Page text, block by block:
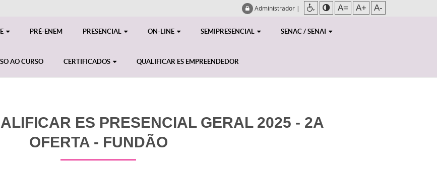
Administrador | A= A+ A-
PRÉ-ENEM PRESENCIAL ON-LINE SEMIPRESENCIAL SENAC / SENAI
AO CURSO CERTIFICADOS QUALIFICAR ES EMPREENDEDOR
ES PRESENCIAL GERAL 2025 - 2A
OFERTA - FUNDÃO